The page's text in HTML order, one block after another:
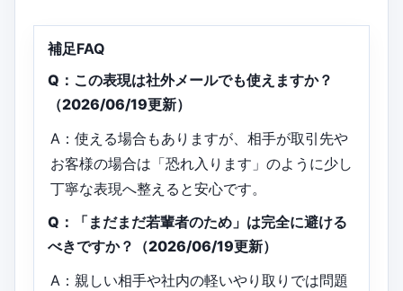
補足FAQ
Q：この表現は社外メールでも使えますか？
（2026/06/19更新）
A：使える場合もありますが、相手が取引先や
お客様の場合は「恐れ入ります」のように少し
丁寧な表現へ整えると安心です。
Q：「まだまだ若輩者のため」は完全に避ける
べきですか？（2026/06/19更新）
A：親しい相手や社内の軽いやり取りでは問題